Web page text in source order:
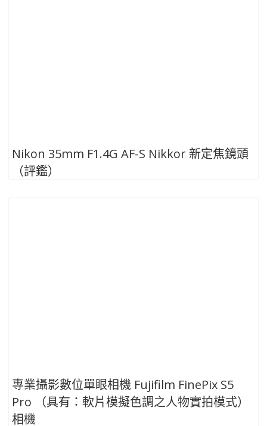
Nikon 35mm F1.4G AF-S Nikkor 新定焦鏡頭
（評鑑）
專業攝影數位單眼相機 Fujifilm FinePix S5
Pro （具有：軟片模擬色調之人物實拍模式）
相機